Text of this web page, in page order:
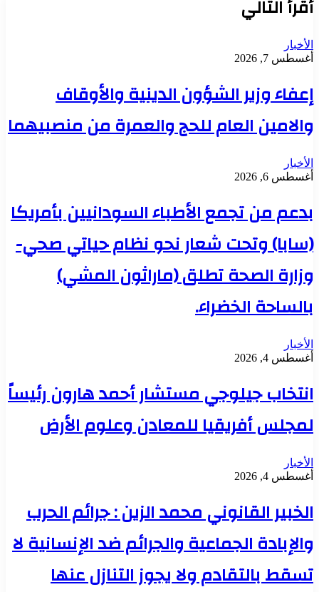
أقرأ التالي
الأخبار
أغسطس 7, 2026
إعفاء وزير الشؤون الدينية والأوقاف
والامين العام للحج والعمرة من منصبيهما
الأخبار
أغسطس 6, 2026
بدعم من تجمع الأطباء السودانيين بأمريكا
(سابا) وتحت شعار نحو نظام حياتي صحي-
وزارة الصحة تطلق (ماراثون المشي)
بالساحة الخضراء.
الأخبار
أغسطس 4, 2026
انتخاب جيلوجي مستشار أحمد هارون رئيساً
لمجلس أفريقيا للمعادن وعلوم الأرض
الأخبار
أغسطس 4, 2026
الخبير القانوني محمد الزين : جرائم الحرب
والإبادة الجماعية والجرائم ضد الإنسانية لا
تسقط بالتقادم ولا يجوز التنازل عنها